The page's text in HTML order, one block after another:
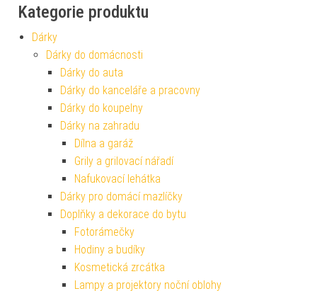
Kategorie produktu
Dárky
Dárky do domácnosti
Dárky do auta
Dárky do kanceláře a pracovny
Dárky do koupelny
Dárky na zahradu
Dílna a garáž
Grily a grilovací nářadí
Nafukovací lehátka
Dárky pro domácí mazlíčky
Doplňky a dekorace do bytu
Fotorámečky
Hodiny a budíky
Kosmetická zrcátka
Lampy a projektory noční oblohy